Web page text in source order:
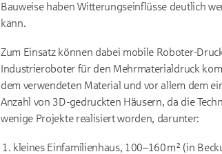
Bauweise haben Witterungseinflüsse deutlich
kann.
Zum Einsatz können dabei mobile Roboter-
Industrieroboter für den Mehrmaterialdruck
dem verwendeten Material und vor allem dem
Anzahl von 3D-gedruckten Häusern, da die
wenige Projekte realisiert worden, darunter:
kleines Einfamilienhaus, 100–160 m² (in